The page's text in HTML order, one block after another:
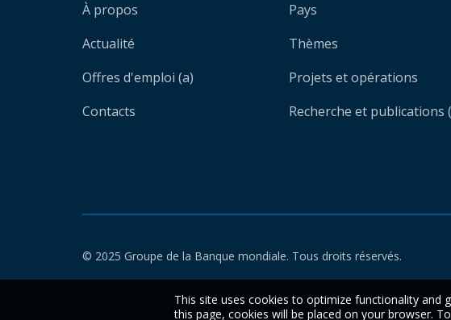
À propos
Actualité
Offres d'emploi (a)
Contacts
Pays
Thèmes
Projets et opérations
Recherche et publications
© 2025 Groupe de la Banque mondiale. Tous droits réservés.
This site uses cookies to optimize functionality and
this page, cookies will be placed on your browser.